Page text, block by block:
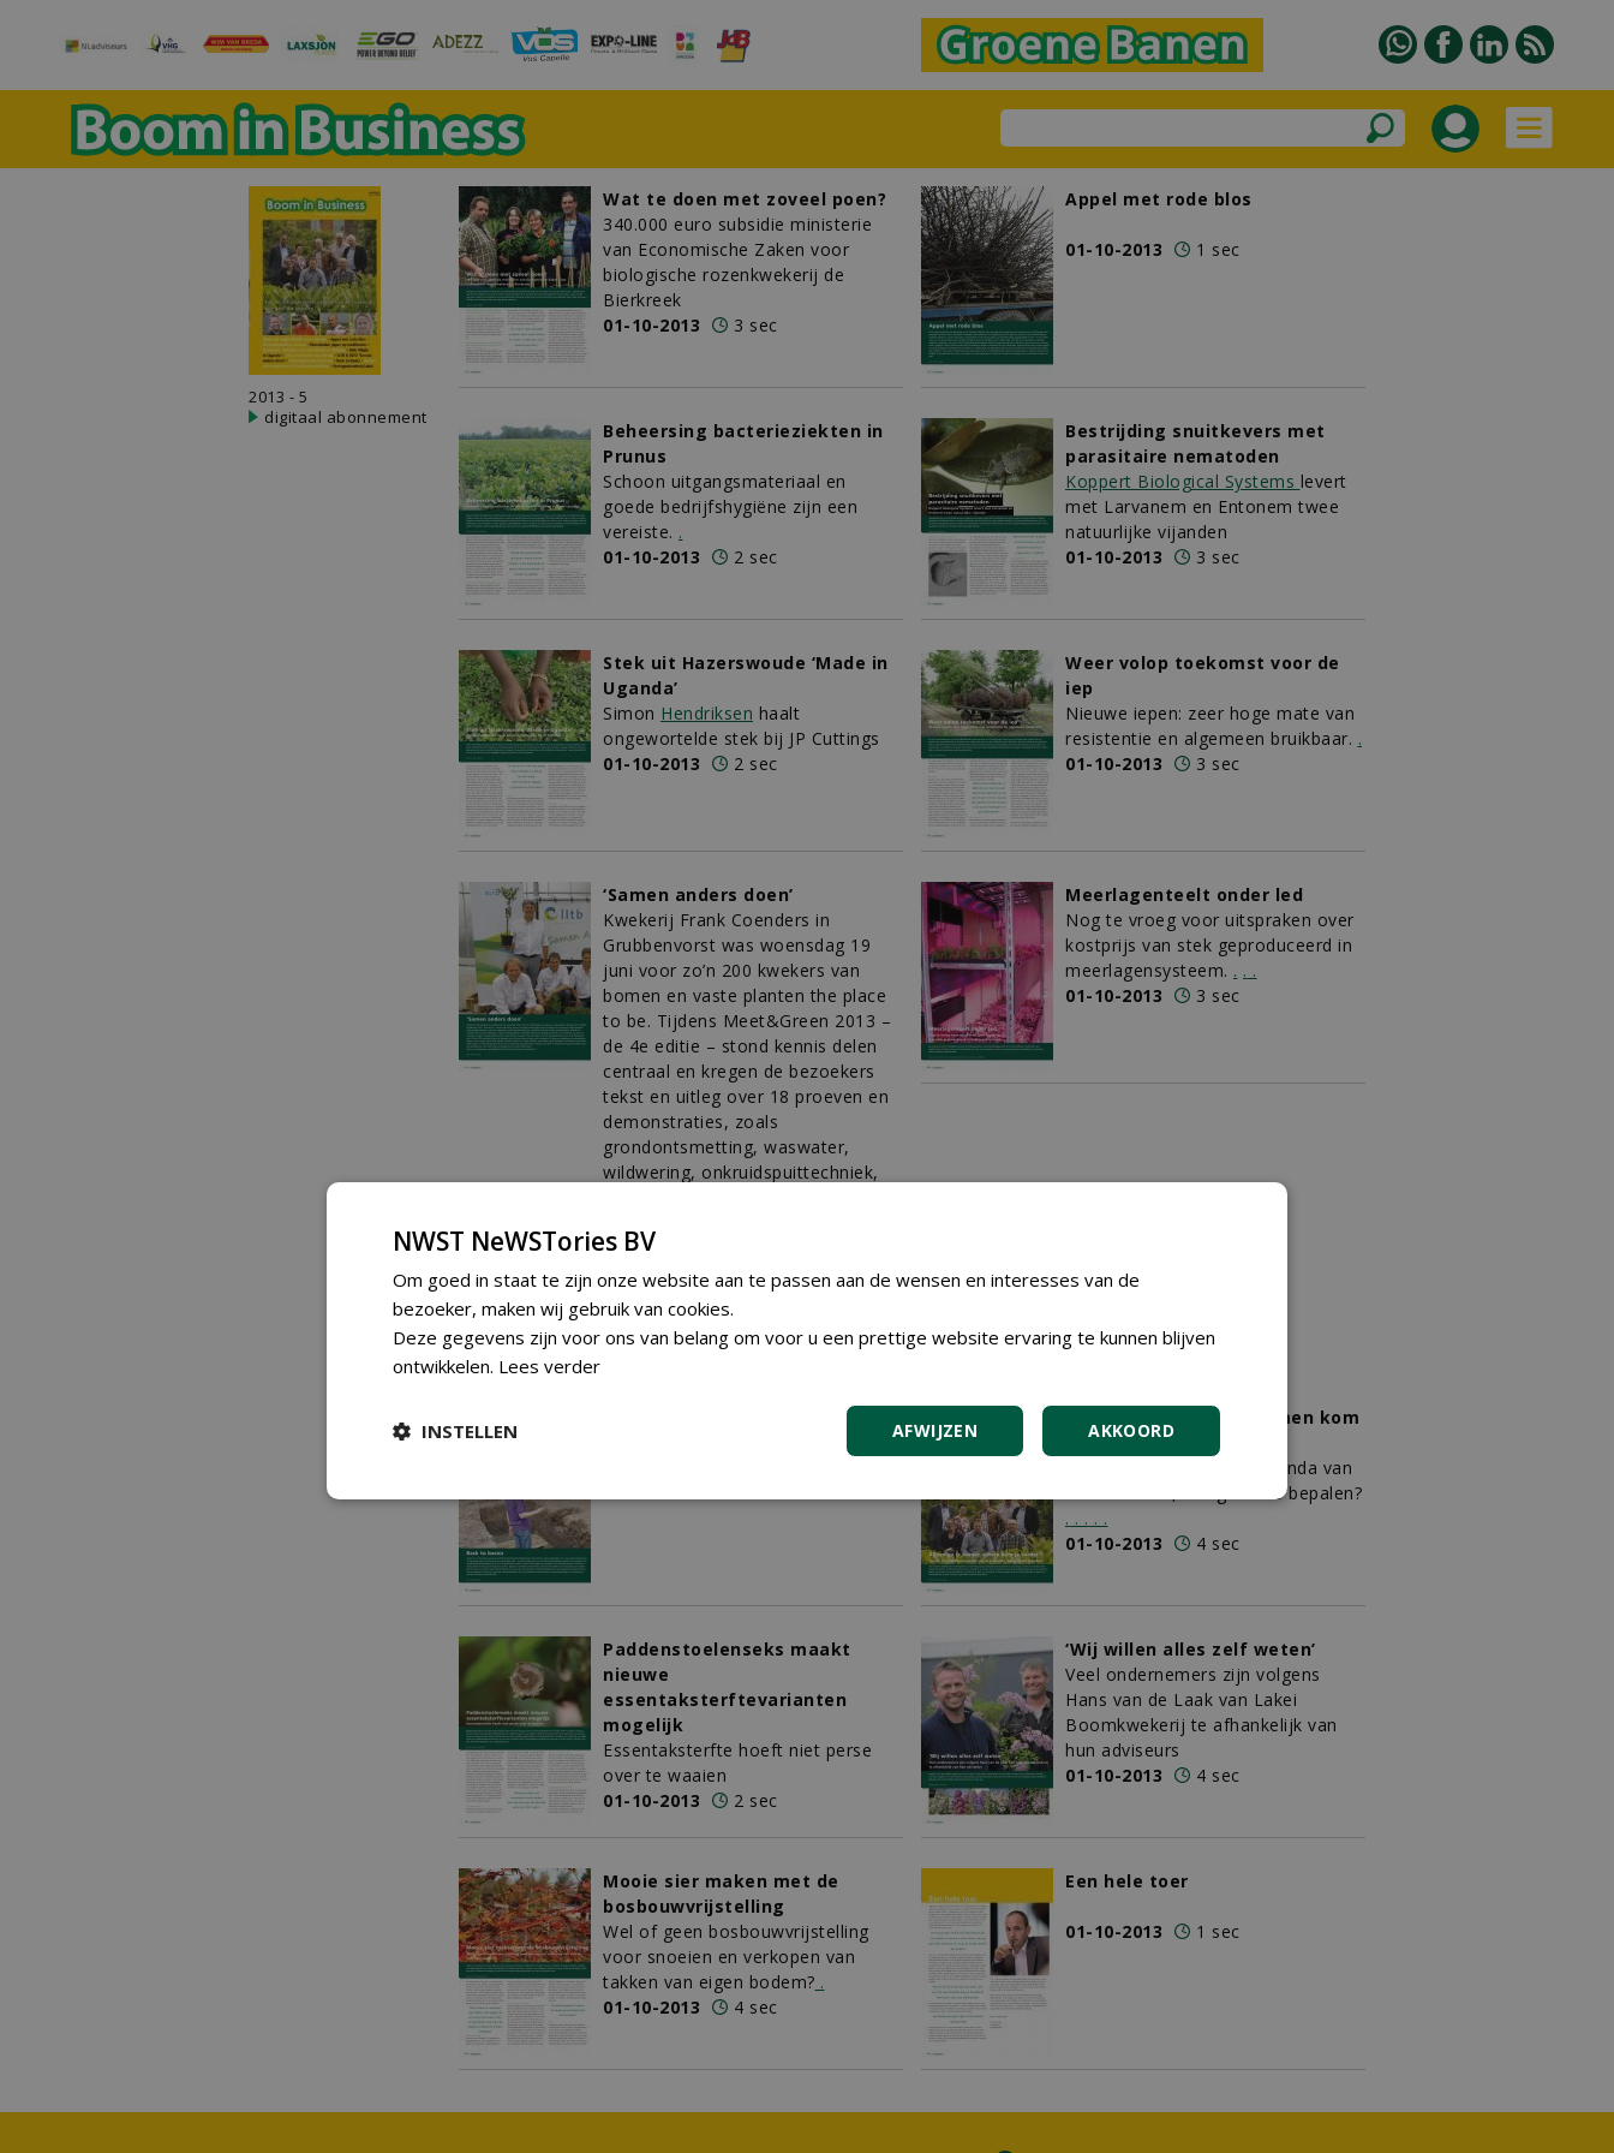
2013 - 5
digitaal abonnement
Wat te doen met zoveel poen?
340.000 euro subsidie ministerie
van Economische Zaken voor
biologische rozenkwekerij de
Bierkreek
01-10-2013
3 sec
Appel met rode blos
01-10-2013 1 sec
Beheersing bacterieziekten in
Prunus
Schoon uitgangsmateriaal en
goede bedrijfshygiëne zijn een
vereiste. .
01-10-2013
2 sec
Bestrijding snuitkevers met
parasitaire nematoden
Koppert Biological Systems levert
met Larvanem en Entonem twee
natuurlijke vijanden
01-10-2013
3 sec
Stek uit Hazerswoude ‘Made in
Uganda’
Simon Hendriksen haalt
ongewortelde stek bij JP Cuttings
01-10-2013
2 sec
Weer volop toekomst voor de
iep
Nieuwe iepen: zeer hoge mate van
resistentie en algemeen bruikbaar. .
01-10-2013
3 sec
‘Samen anders doen’
Kwekerij Frank Coenders in
Grubbenvorst was woensdag 19
juni voor zo’n 200 kwekers van
bomen en vaste planten the place
to be. Tijdens Meet&Green 2013 –
de 4e editie – stond kennis delen
centraal en kregen de bezoekers
tekst en uitleg over 18 proeven en
demonstraties, zoals
grondontsmetting, waswater,
wildwering, onkruidspuittechniek,
extreme hitte kan deze
Meet&Green volgens
medeorganisator Ard Hendrix
(Cultus) als geslaagd de boeken in
01-10-2013
15 sec
Meerlagenteelt onder led
Nog te vroeg voor uitspraken over
kostprijs van stek geproduceerd in
meerlagensysteem. . . .
01-10-2013
3 sec
Alleen ga je harder, samen kom
je verder *
Forum: De onderzoeksagenda van
de toekomst, wie gaat die bepalen?
. . . . .
01-10-2013
4 sec
Paddenstoelenseks maakt
nieuwe
essentaksterftevarianten
mogelijk
Essentaksterfte hoeft niet perse
over te waaien
01-10-2013
2 sec
‘Wij willen alles zelf weten’
Veel ondernemers zijn volgens
Hans van de Laak van Lakei
Boomkwekerij te afhankelijk van
hun adviseurs
01-10-2013
4 sec
Mooie sier maken met de
bosbouwvrijstelling
Wel of geen bosbouwvrijstelling
voor snoeien en verkopen van
takken van eigen bodem? .
01-10-2013
4 sec
Een hele toer
01-10-2013 1 sec
NWST NeWSTories BV
Om goed in staat te zijn onze website aan te passen aan de wensen en interesses van de
bezoeker, maken wij gebruik van cookies.
Deze gegevens zijn voor ons van belang om voor u een prettige website ervaring te kunnen blijven
ontwikkelen. Lees verder
AKKOORD
AFWIJZEN
INSTELLEN